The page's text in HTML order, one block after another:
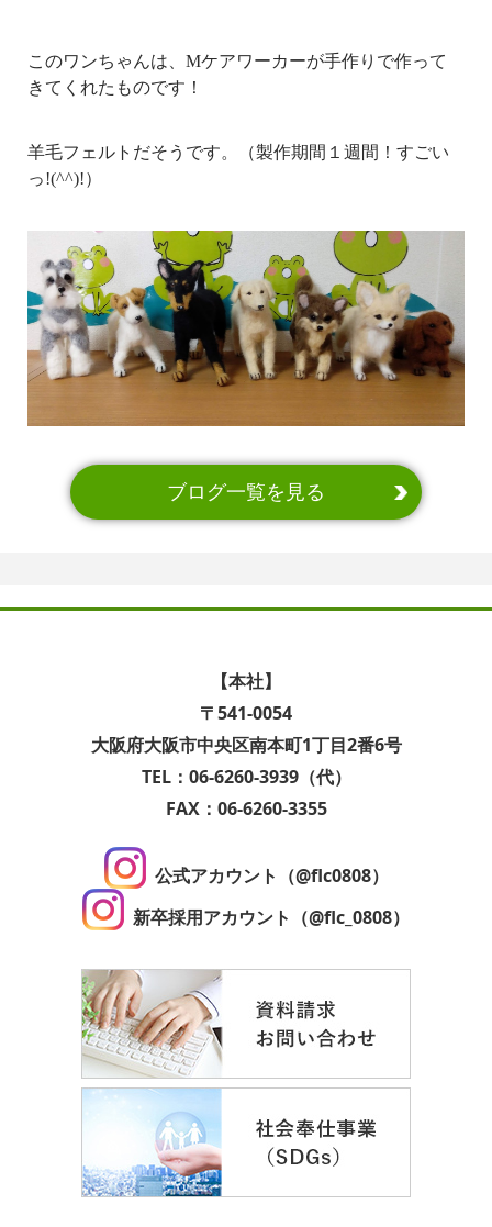
このワンちゃんは、Mケアワーカーが手作りで作って
きてくれたものです！
羊毛フェルトだそうです。（製作期間１週間！すごい
っ!(^^)!）
ブログ一覧を見る
【本社】
〒541-0054
大阪府大阪市中央区南本町1丁目2番6号
TEL：06-6260-3939（代）
FAX：06-6260-3355
公式アカウント（@flc0808）
新卒採用アカウント（@flc_0808）